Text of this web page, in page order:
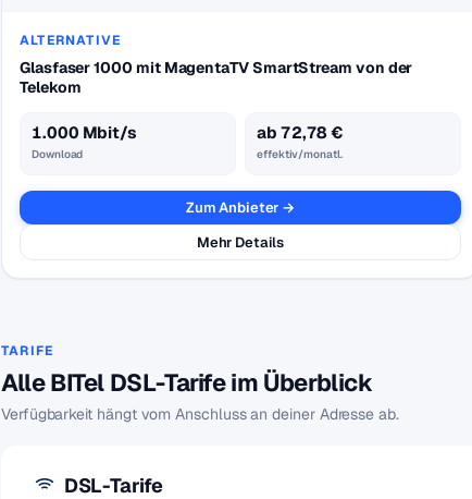
ALTERNATIVE
Glasfaser 1000 mit MagentaTV SmartStream von der
Telekom
1.000 Mbit/s
Download
ab 72,78 €
effektiv/monatl.
Zum Anbieter →
Mehr Details
TARIFE
Alle BITel DSL-Tarife im Überblick
Verfügbarkeit hängt vom Anschluss an deiner Adresse ab.
DSL-Tarife